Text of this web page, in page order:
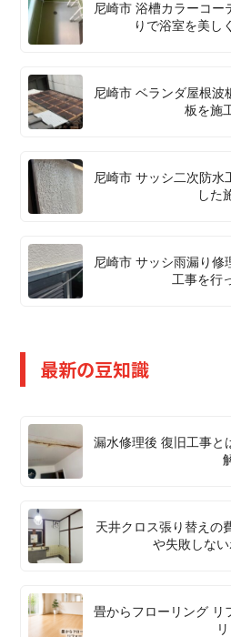
尼崎市 浴槽カラーコー
りで浴室を美し
尼崎市 ベランダ屋根波
板を施
尼崎市 サッシ二次防水
した
尼崎市 サッシ雨漏り修
工事を行
最新の豆知識
漏水修理後 復旧工事と
天井クロス張り替えの
や失敗しな
畳からフローリング リ